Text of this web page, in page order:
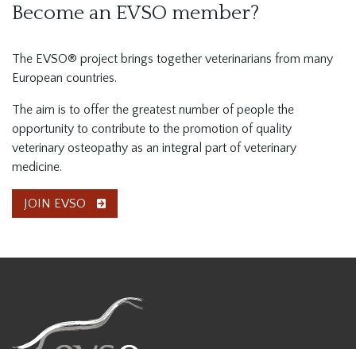
Become an EVSO member?
The EVSO® project brings together veterinarians from many
European countries.
The aim is to offer the greatest number of people the
opportunity to contribute to the promotion of quality
veterinary osteopathy as an integral part of veterinary
medicine.
JOIN EVSO